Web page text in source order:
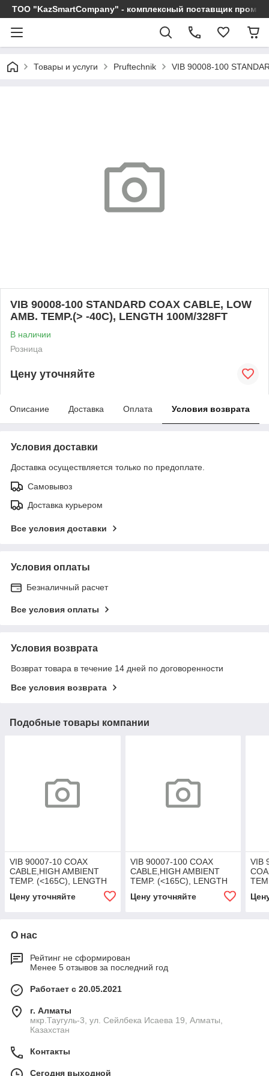
ТОО "KazSmartCompany" - комплексный поставщик
Товары и услуги Pruftechnik VIB 90008-100
VIB 90008-100 STANDARD COAX CABLE, LOW
AMB. TEMP.(> -40C), LENGTH 100M/328FT
В наличии
Розница
Цену уточняйте
Описание Доставка Оплата Условия возврата
Условия доставки
Доставка осуществляется только по предоплате.
Самовывоз
Доставка курьером
Все условия доставки
Условия оплаты
Безналичный расчет
Все условия оплаты
Условия возврата
Возврат товара в течение 14 дней по договоренности
Все условия возврата
Подобные товары компании
VIB 90007-10 COAX
CABLE,HIGH AMBIENT
TEMP. (<165C), LENGTH
Цену уточняйте
VIB 90007-100 COAX
CABLE,HIGH AMBIENT
TEMP. (<165C), LENGTH
Цену уточняйте
VIB
О нас
Рейтинг не сформирован
Менее 5 отзывов за последний год
Работает с 20.05.2021
г. Алматы
мкр.Таугуль-3, ул. Сейлбека Исаева 19, Алматы,
Казахстан
Контакты
Сегодня выходной